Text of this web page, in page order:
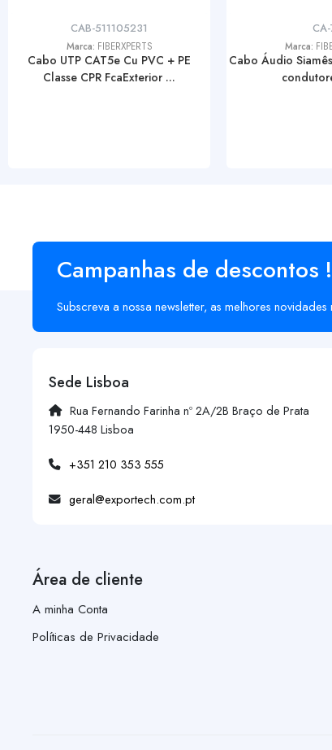
CAB-511105231
Marca: FIBERXPERTS
Cabo UTP CAT5e Cu PVC + PE
Classe CPR FcaExterior ...
Marca:
Cabo Áudio
Campanhas de descontos !
Subscreva a nossa newsletter, as melhores novidades
Sede Lisboa
Rua Fernando Farinha nº 2A/2B Braço de Prata
1950-448 Lisboa
+351 210 353 555
geral@exportech.com.pt
Área de cliente
A minha Conta
Políticas de Privacidade